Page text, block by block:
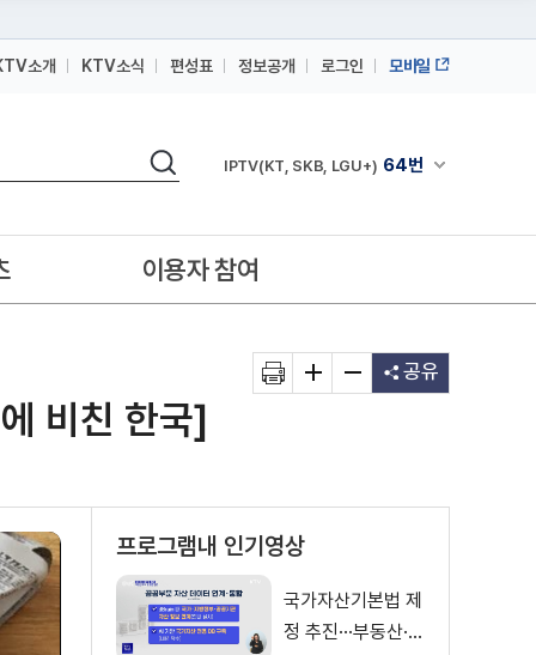
소개 KTV소식 편성표 정보공개 로그인 모바일
검색 채널안내 펼쳐
IPTV(KT, SKB, LGU+) 64번
IPTV(KT, SKB, LGU+)
이용자 참여
비친 한국]
공유
프로그램내 인기영상
국가자산기본법 제
정 추진···부동산·주